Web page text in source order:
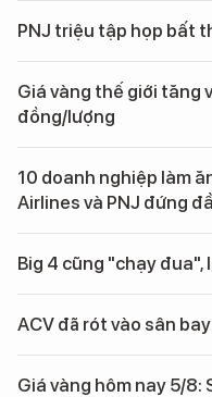
PNJ triệu tập họp bất
Giá vàng thế giới tăng
đồng/lượng
10 doanh nghiệp làm
Airlines và PNJ đứng
Big 4 cũng "chạy đua",
ACV đã rót vào sân
Giá vàng hôm nay 5/